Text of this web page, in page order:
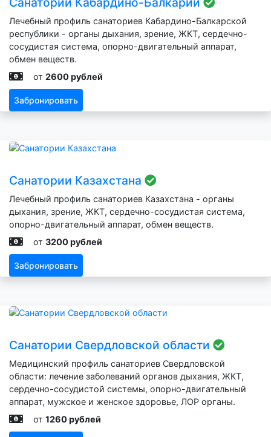
Лечебный профиль санаториев Кабардино-Балкарской
республики - органы дыхания, зрение, ЖКТ, сердечно-
сосудистая система, опорно-двигательный аппарат,
обмен веществ.
от 2600 рублей
Забронировать
Санатории Казахстана
Лечебный профиль санаториев Казахстана - органы
дыхания, зрение, ЖКТ, сердечно-сосудистая система,
опорно-двигательный аппарат, обмен веществ.
от 3200 рублей
Забронировать
Санатории Свердловской области
Медицинский профиль санаториев Свердловской
области: лечение заболеваний органов дыхания, ЖКТ,
сердечно-сосудистой системы, опорно-двигательный
аппарат, мужское и женское здоровье, ЛОР органы.
от 1260 рублей